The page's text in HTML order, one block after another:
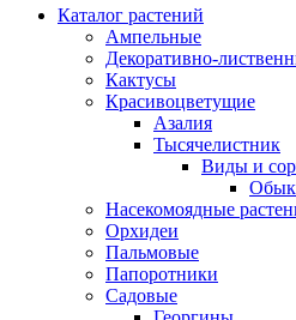
Каталог растений
Ампельные
Декоративно-
Кактусы
Красивоцветущие
Азалия
Тысячелистник
Виды и
Насекомоядные
Орхидеи
Пальмовые
Папоротники
Садовые